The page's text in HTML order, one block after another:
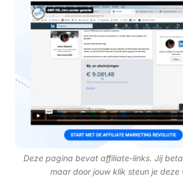
Deze pagina bevat affiliate-links. Jij
maar door jouw klik steun je deze